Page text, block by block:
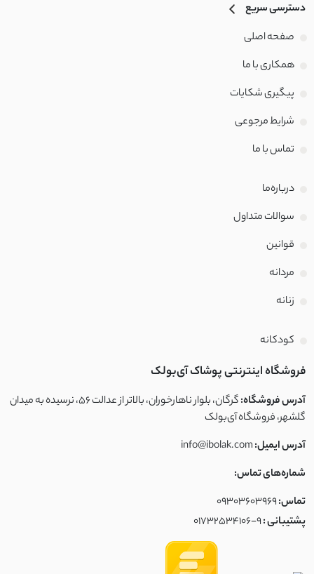
دسترسی سریع
صفحه اصلی
همکاری با ما
پیگیری شکایات
شرایط مرجوعی
تماس با‌ ما
درباره‌ما
سوالات متداول
قوانین
مردانه
زنانه
کودکانه
فروشگاه اینترنتی پوشاک آی‌بولک
آدرس فروشگاه:
گرگان، بلوار ناهارخوران، بالاتر از عدالت ۵۶، نرسیده به میدان
گلشهر، فروشگاه آی‌بولک
آدرس ایمیل:info@ibolak.com
شماره‌های تماس:
تماس:09303603969
پشتیبانی :01732534106-9